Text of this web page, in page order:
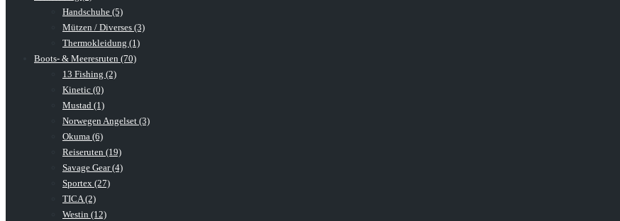
Handschuhe (5)
Mützen / Diverses (3)
Thermokleidung (1)
Boots- & Meeresruten (70)
13 Fishing (2)
Kinetic (0)
Mustad (1)
Norwegen Angelset (3)
Okuma (6)
Reiseruten (19)
Savage Gear (4)
Sportex (27)
TICA (2)
Westin (12)